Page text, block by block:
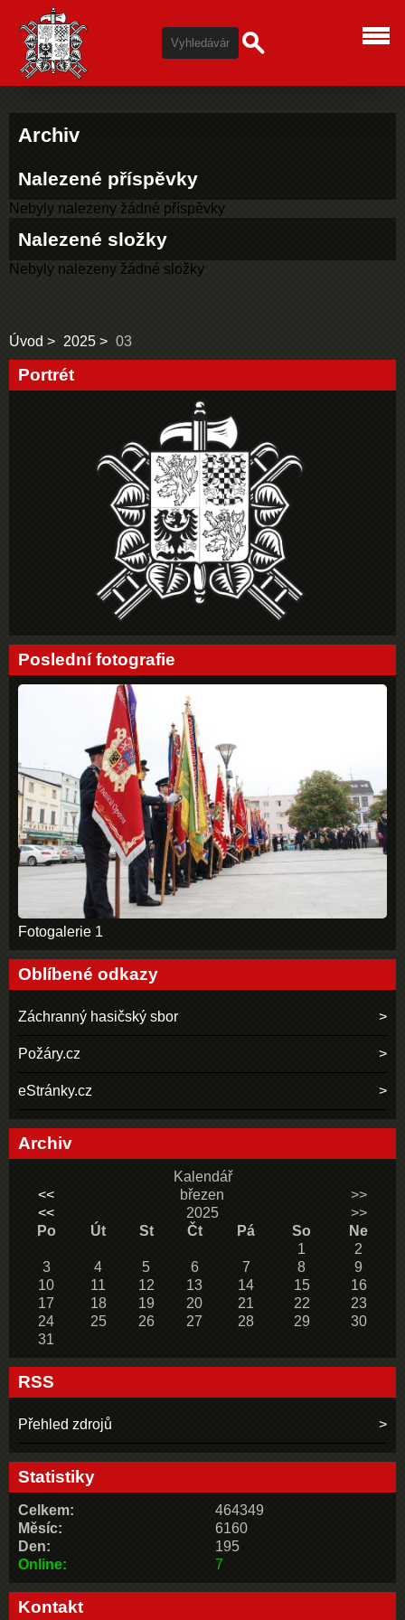
Archiv
Nalezené příspěvky
Nebyly nalezeny žádné příspěvky
Nalezené složky
Nebyly nalezeny žádné složky
Úvod 2025 03
Portrét
Poslední fotografie
Fotogalerie 1
Oblíbené odkazy
Záchranný hasičský sbor
Požáry.cz
eStránky.cz
Archiv
Kalendář
<<
březen
>>
<<
2025
>>
Po
Út St Čt Pá So
Ne
1
2
3
4 5 6 7 8
9
10
11 12 13 14 15
16
17
18 19 20 21 22
23
24
25 26 27 28 29
30
31
RSS
Přehled zdrojů
Statistiky
Online: 7
Celkem:
464349
Měsíc:
6160
Den:
195
Kontakt